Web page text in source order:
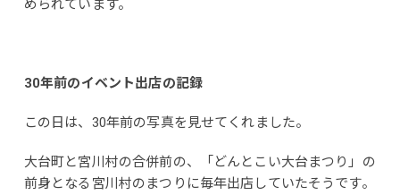
められています。
30年前のイベント出店の記録
この日は、30年前の写真を見せてくれました。
大台町と宮川村の合併前の、「どんとこい大台まつり」の
前身となる宮川村のまつりに毎年出店していたそうです。